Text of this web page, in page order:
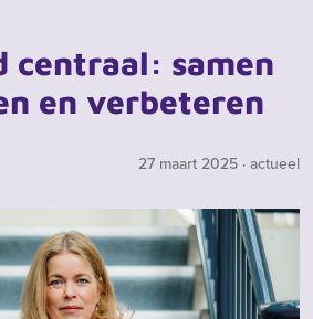
centraal: samen
en verbeteren
27 maart 2025 · actueel